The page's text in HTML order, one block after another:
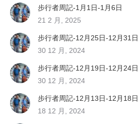
步行者周記-1月1日-1月6日
21 2 月, 2025
步行者周記-12月25日-12月31日
30 12 月, 2024
步行者周記-12月19日-12月24日
30 12 月, 2024
步行者周記-12月13日-12月18日
18 12 月, 2024